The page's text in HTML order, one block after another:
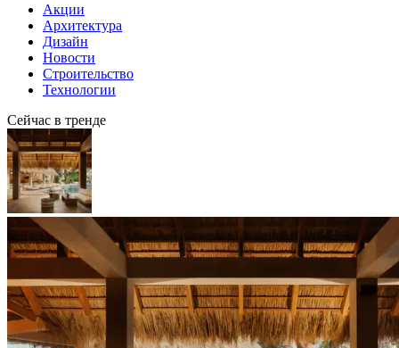
Акции
Архитектура
Дизайн
Новости
Строительство
Технологии
Сейчас в тренде